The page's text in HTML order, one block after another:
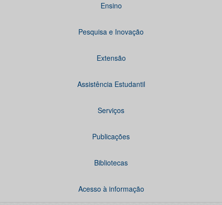
Ensino
Pesquisa e Inovação
Extensão
Assistência Estudantil
Serviços
Publicações
Bibliotecas
Acesso à informação